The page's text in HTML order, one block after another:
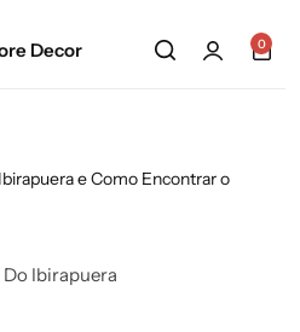
0
e Como Encontrar o